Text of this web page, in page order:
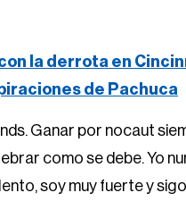
la derrota en
de Pachuca
Ganar por nocaut
como se debe. Yo
soy muy fuerte y sigo